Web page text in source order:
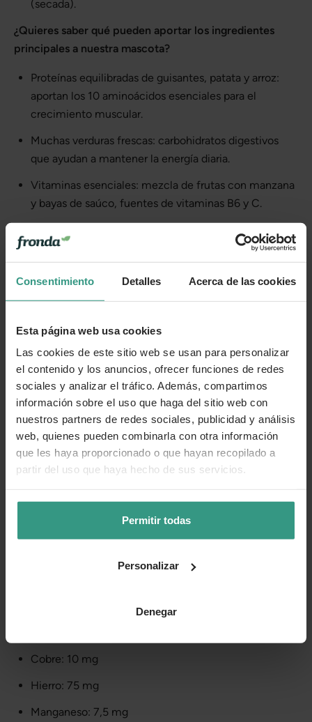
Consentimiento Detalles Acerca de las cookies
Esta página web usa cookies
Las cookies de este sitio web se usan para personalizar
el contenido y los anuncios, ofrecer funciones de redes
sociales y analizar el tráfico. Además, compartimos
información sobre el uso que haga del sitio web con
nuestros partners de redes sociales, publicidad y análisis
web, quienes pueden combinarla con otra información
que les haya proporcionado o que hayan recopilado a
partir del uso que haya hecho de sus servicios.
Permitir todas
Personalizar
Denegar
(secada).
¿Quieres saber qué pueden aportar los ingredientes
principales a nuestra mascota?
Proteínas equilibradas de guisantes, patata y arroz:
aportan los 10 aminoácidos esenciales para el
crecimiento muscular.
Muchas verduras frescas: carbohidratos digestivos
que ayudan a mantener la energía diaria.
Vitaminas esenciales: mezcla de frutas con manzana
y bayas de saúco, fuentes de vitaminas B6 y C.
Grasa bruta: 12 %
Ceniza bruta: 7,1 %
Omega-6: 4 %
Omega-3: 0,4 %
Calcio: 0,9 %
Fósforo: 0,6 %
Aditivos nutricionales (por kg)
Vitamina A: 20.000 UI
Vitamina D3: 2.000 UI
Cobre: 10 mg
Hierro: 75 mg
Manganeso: 7,5 mg